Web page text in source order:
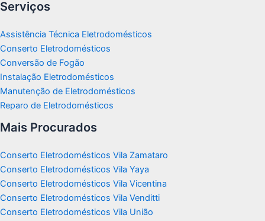
Serviços
Assistência Técnica Eletrodomésticos
Conserto Eletrodomésticos
Conversão de Fogão
Instalação Eletrodomésticos
Manutenção de Eletrodomésticos
Reparo de Eletrodomésticos
Mais Procurados
Conserto Eletrodomésticos Vila Zamataro
Conserto Eletrodomésticos Vila Yaya
Conserto Eletrodomésticos Vila Vicentina
Conserto Eletrodomésticos Vila Venditti
Conserto Eletrodomésticos Vila União